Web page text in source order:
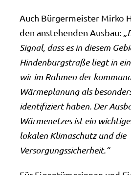
Auch Bürgermeister Mirko
den anstehenden Ausbau:
Signal, dass es in diesem
Hindenburgstraße liegt in
wir im Rahmen der
Wärmeplanung als
identifiziert haben. Der
Wärmenetzes ist ein
lokalen Klimaschutz und die
Versorgungssicherheit.“